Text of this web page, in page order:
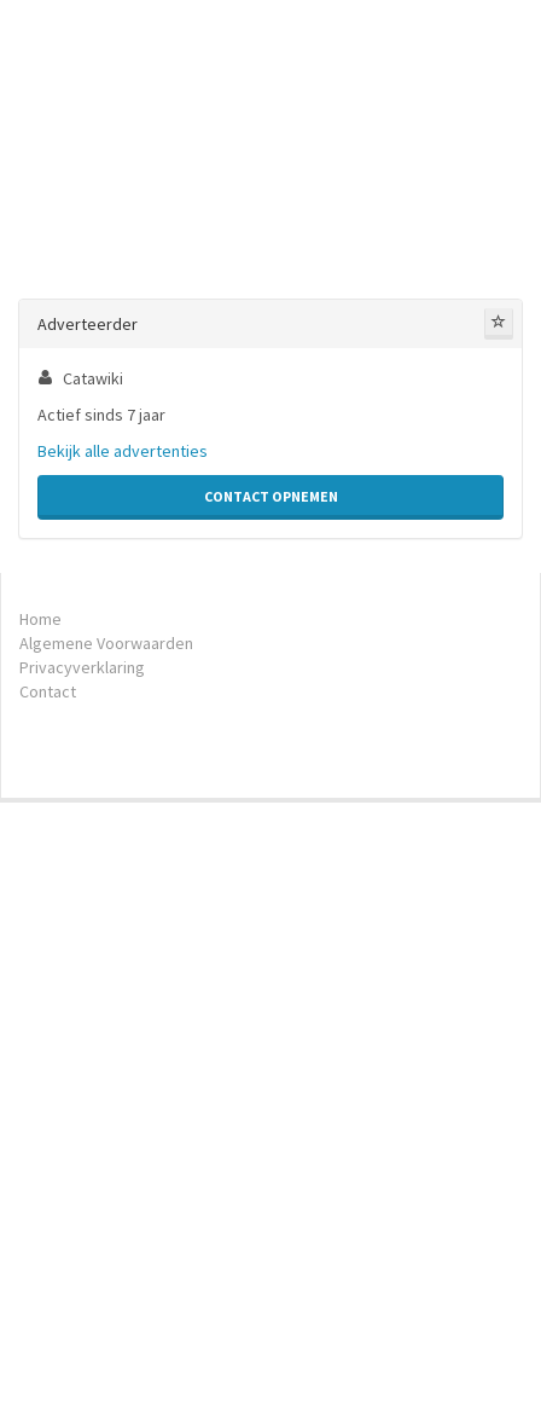
Adverteerder
Catawiki
Actief sinds 7 jaar
Bekijk alle advertenties
CONTACT OPNEMEN
Home
Algemene Voorwaarden
Privacyverklaring
Contact